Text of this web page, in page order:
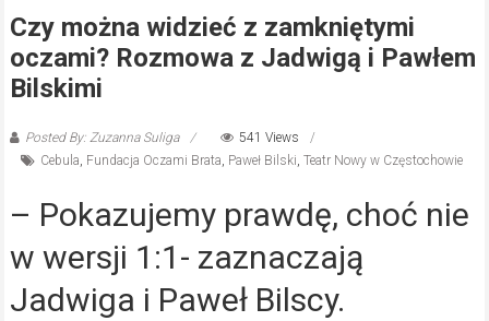
Czy można widzieć z zamkniętymi
oczami? Rozmowa z Jadwigą i Pawłem
Bilskimi
Posted By: Zuzanna Suliga
541 Views
Cebula, Fundacja Oczami Brata, Paweł Bilski, Teatr Nowy w Częstochowie
– Pokazujemy prawdę, choć nie
w wersji 1:1- zaznaczają
Jadwiga i Paweł Bilscy.